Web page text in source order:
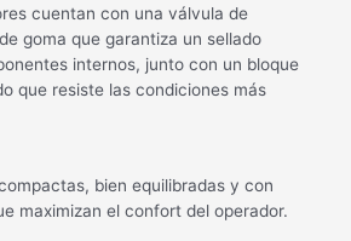
cuentan con una válvula de
goma que garantiza un sellado
internos, junto con un bloque
que resiste las condiciones más
bien equilibradas y con
maximizan el confort del operador.